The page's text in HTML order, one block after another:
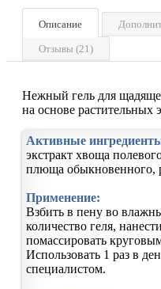
Описание
Отзывы (21)
Нежный гель для
на основе растительных
Активные
экстракт хвоща
плюща обыкновенного,
Применение:
Взбить в пену во
количество геля,
помассировать
Использовать 1 раз в
специалистом.